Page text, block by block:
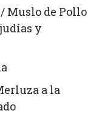
/ Muslo de Pollo
y
a la